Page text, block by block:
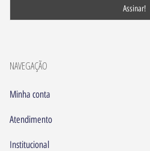
NAVEGAÇÃO
Minha conta
Atendimento
Institucional